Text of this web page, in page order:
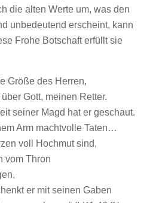
die alten Werte um, was den
unbedeutend erscheint, kann
Frohe Botschaft erfüllt sie
Größe des Herren,
Gott, meinen Retter.
seiner Magd hat er geschaut.
Arm machtvolle Taten…
voll Hochmut sind,
vom Thron
er mit seinen Gaben